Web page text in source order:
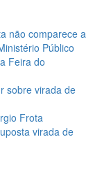
não comparece a
Público
Feira do
sobre virada de
Frota
virada de